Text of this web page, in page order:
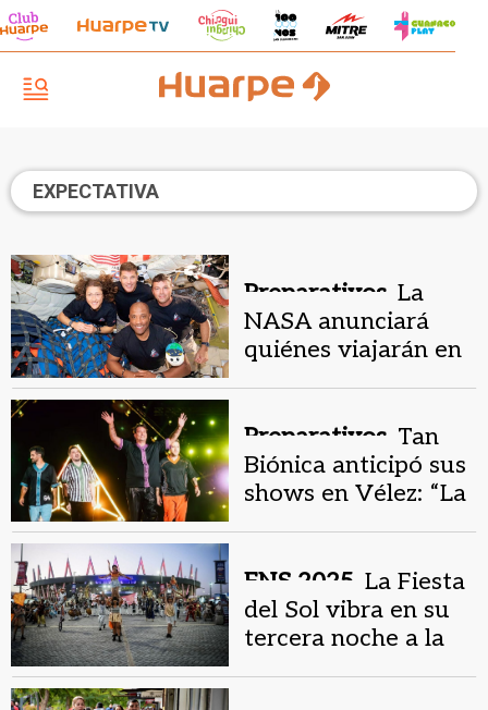
EXPECTATIVA
Preparativos. La
NASA anunciará
quiénes viajarán en
Preparativos. Tan
Biónica anticipó sus
shows en Vélez: “La
FNS 2025. La Fiesta
del Sol vibra en su
tercera noche a la